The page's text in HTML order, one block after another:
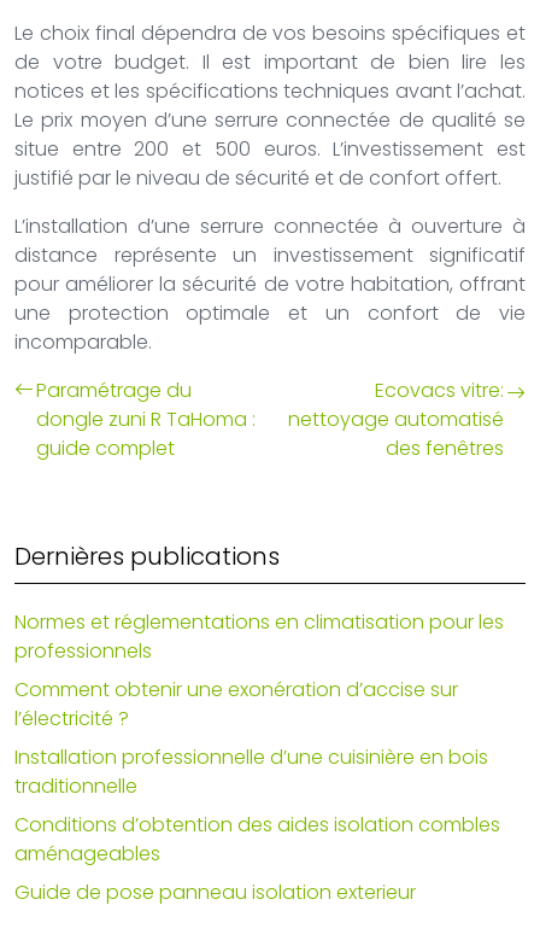
Le choix final dépendra de vos besoins spécifiques et
de votre budget. Il est important de bien lire les
notices et les spécifications techniques avant l’achat.
Le prix moyen d’une serrure connectée de qualité se
situe entre 200 et 500 euros. L’investissement est
justifié par le niveau de sécurité et de confort offert.
L’installation d’une serrure connectée à ouverture à
distance représente un investissement significatif
pour améliorer la sécurité de votre habitation, offrant
une protection optimale et un confort de vie
incomparable.
Paramétrage du
dongle zuni R TaHoma :
guide complet
Ecovacs vitre:
nettoyage automatisé
des fenêtres
Dernières publications
Normes et réglementations en climatisation pour les
professionnels
Comment obtenir une exonération d’accise sur
l’électricité ?
Installation professionnelle d’une cuisinière en bois
traditionnelle
Conditions d’obtention des aides isolation combles
aménageables
Guide de pose panneau isolation exterieur